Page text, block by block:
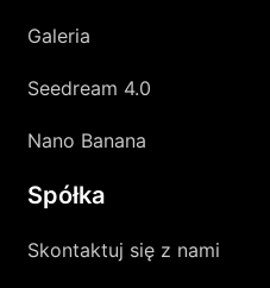
Galeria
Seedream 4.0
Nano Banana
Spółka
Skontaktuj się z nami